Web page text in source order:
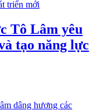
Tô Lâm yêu
tạo năng lực